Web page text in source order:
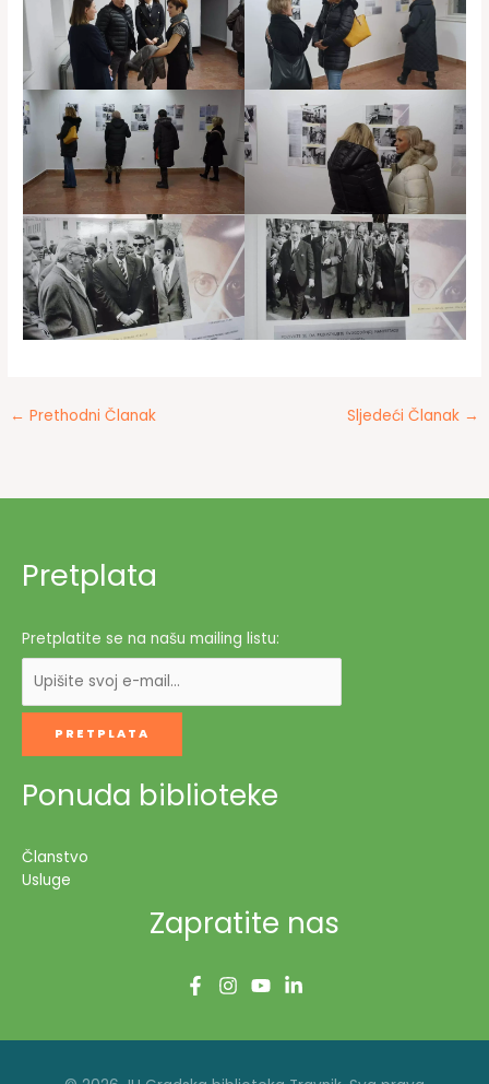
← Prethodni Članak Sljedeći Članak →
Pretplata
Pretplatite se na našu mailing listu:
Ponuda biblioteke
Članstvo
Usluge
Zapratite nas